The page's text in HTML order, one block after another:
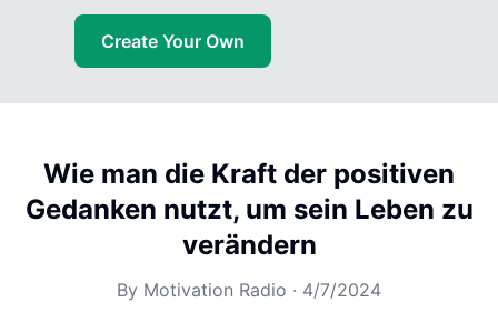
Create Your Own
Wie man die Kraft der positiven
Gedanken nutzt, um sein Leben zu
verändern
By Motivation Radio · 4/7/2024